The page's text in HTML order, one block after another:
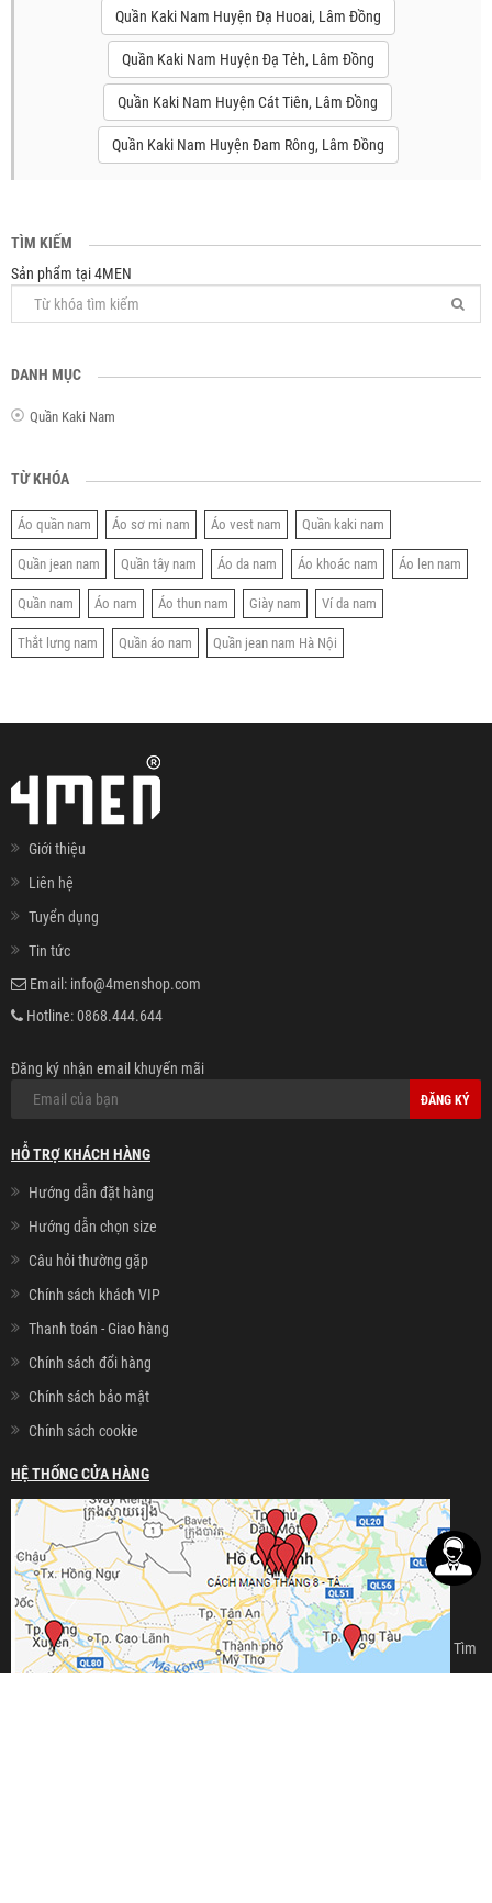
Quần Kaki Nam Huyện Đạ Huoai, Lâm Đồng
Quần Kaki Nam Huyện Đạ Tẻh, Lâm Đồng
Quần Kaki Nam Huyện Cát Tiên, Lâm Đồng
Quần Kaki Nam Huyện Đam Rông, Lâm Đồng
TÌM KIẾM
Sản phẩm tại 4MEN
DANH MỤC
Quần Kaki Nam
TỪ KHÓA
Áo quần nam Áo sơ mi nam Áo vest nam Quần kaki nam
Quần jean nam Quần tây nam Áo da nam Áo khoác nam Áo len nam
Quần nam Áo nam Áo thun nam Giày nam Ví da nam
Thắt lưng nam Quần áo nam Quần jean nam Hà Nội
Giới thiệu
Liên hệ
Tuyển dụng
Tin tức
Email: info@4menshop.com
Hotline:0868.444.644
Đăng ký nhận email khuyến mãi
ĐĂNG KÝ
HỖ TRỢ KHÁCH HÀNG
Hướng dẫn đặt hàng
Hướng dẫn chọn size
Câu hỏi thường gặp
Chính sách khách VIP
Thanh toán - Giao hàng
Chính sách đổi hàng
Chính sách bảo mật
Chính sách cookie
HỆ THỐNG CỬA HÀNG
Tìm